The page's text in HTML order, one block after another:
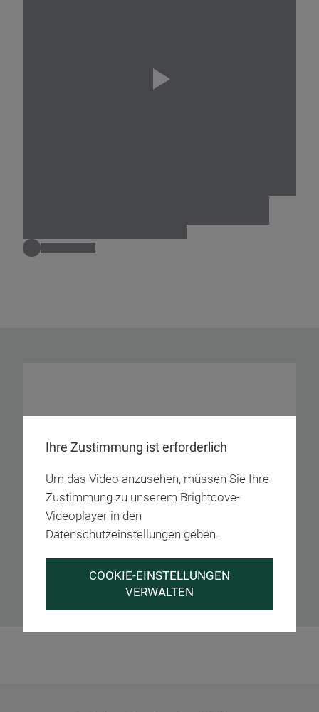
Ihre Zustimmung ist erforderlich
Um das Video anzusehen, müssen Sie Ihre
Zustimmung zu unserem Brightcove-
Videoplayer in den
Datenschutzeinstellungen geben.
COOKIE-EINSTELLUNGEN
VERWALTEN